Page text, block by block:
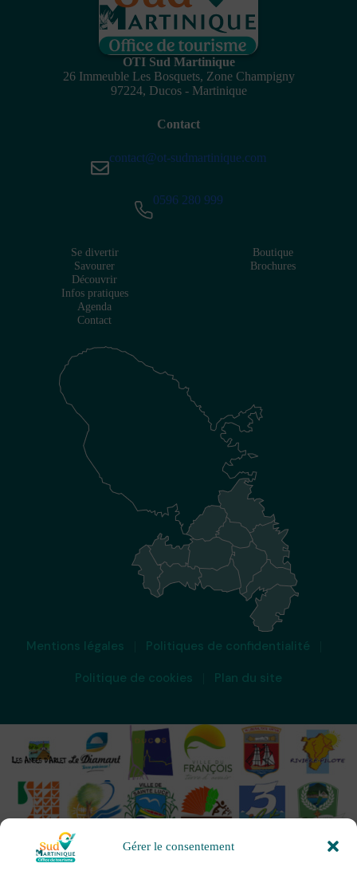
Gérer le consentement
OTI Sud Martinique
26 Immeuble Les Bosquets, Zone Champigny
97224, Ducos - Martinique
Contact
contact@ot-sudmartinique.com
0596 280 999
Se divertir
Savourer
Découvrir
Infos pratiques
Agenda
Contact
Boutique
Brochures
Mentions légales
Politiques de confidentialité
Politique de cookies
Plan du site